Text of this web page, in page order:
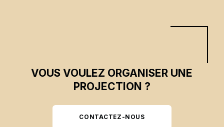
VOUS VOULEZ ORGANISER UNE
PROJECTION ?
CONTACTEZ-NOUS